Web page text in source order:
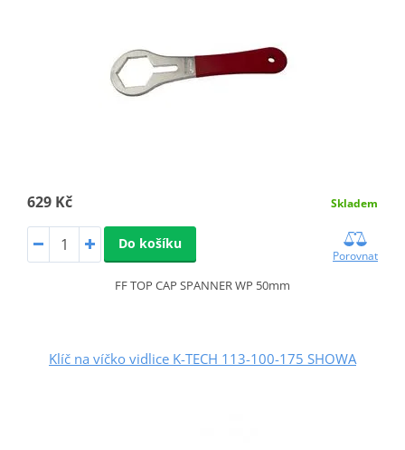
629 Kč Skladem
Do košíku
Porovnat
FF TOP CAP SPANNER WP 50mm
Klíč na víčko vidlice K-TECH 113-100-175 SHOWA